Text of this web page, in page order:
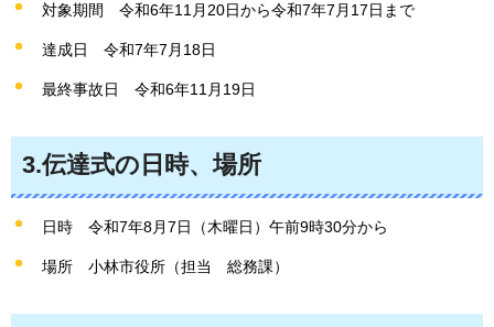
対象期間 令和6年11月20日から令和7年7月17日まで
達成日 令和7年7月18日
最終事故日 令和6年11月19日
3.伝達式の日時、場所
日時 令和7年8月7日（木曜日）午前9時30分から
場所 小林市役所（担当 総務課）